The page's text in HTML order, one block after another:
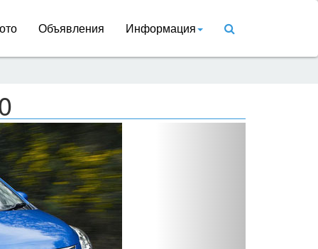
Объявления Информация